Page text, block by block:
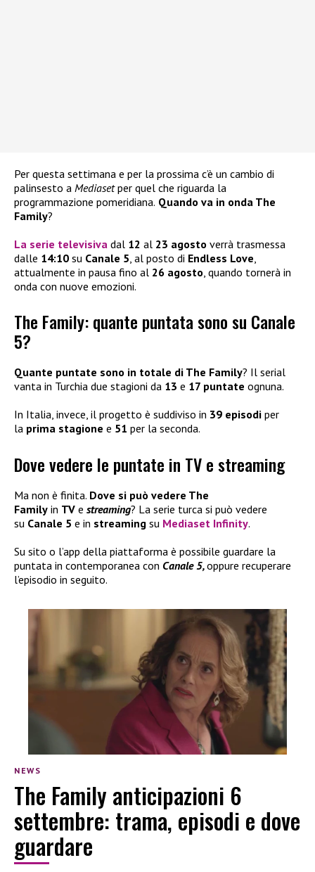
Per questa settimana e per la prossima c’è un cambio di
palinsesto a Mediasetper quel che riguarda la
programmazione pomeridiana. Quando va in onda The
Family?
La serie televisiva dal 12 al 23 agosto verrà trasmessa
dalle 14:10 su Canale 5 , al posto di Endless Love
attualmente in pausa fino al 26 agosto , quando tornerà in
onda con nuove emozioni.
The Family: quante puntata sono su Canale
5?
Quante puntate sono in totale di The Family? Il serial
vanta in Turchia due stagioni da 13 e 17 puntate ognuna.
In Italia, invece, il progetto è suddiviso in 39 episodi per
la prima stagione e 51 per la seconda.
Dove vedere le puntate in TV e streaming
Ma non è finita. Dove si può vedere The
Family in TV e streaming? La serie turca si può vedere
su Canale 5 e in streaming su Mediaset Infinity.
Su sito o l’app della piattaforma è possibile guardare la
puntata in contemporanea con Canale 5,oppure recuperare
l’episodio in seguito.
NEWS
The Family anticipazioni 6
settembre: trama, episodi e dove
guardare